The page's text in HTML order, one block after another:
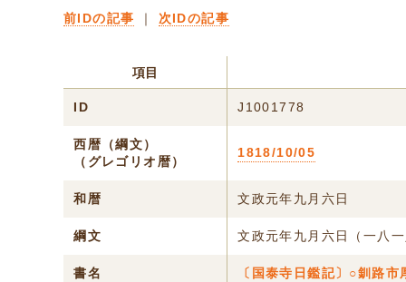
前IDの記事 ｜ 次IDの記事
項目
ID J1001778
西暦（綱文）
（グレゴリオ暦）
1818/10/05
和暦 文政元年九月六日
綱文 文政元年九月六日（一八
書名 〔国泰寺日鑑記〕○釧路市